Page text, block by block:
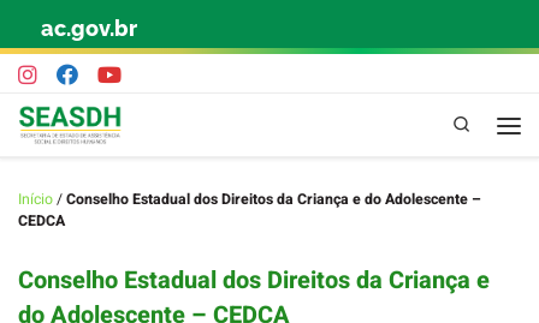
Skip to content
ac.gov.br
Pesquisa
Início/Conselho Estadual dos Direitos da Criança e do Adolescente –
CEDCA
Conselho Estadual dos Direitos da Criança e
do Adolescente – CEDCA